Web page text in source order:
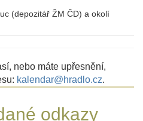
(depozitář ŽM ČD) a okolí
nebo máte upřesnění,
kalendar@hradlo.cz.
odkazy